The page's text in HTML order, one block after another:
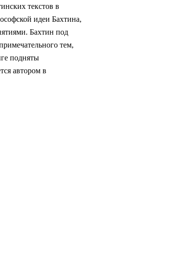
текстов в
идеи Бахтина,
Бахтин под
тем,
подняты
автором в